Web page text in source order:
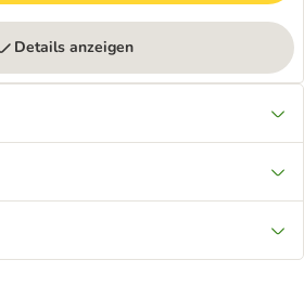
Details anzeigen